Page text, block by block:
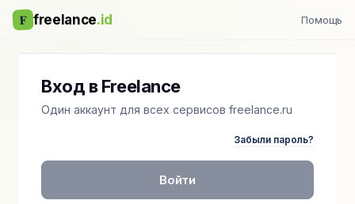
F freelance.id Помощь
Вход в Freelance
Один аккаунт для всех сервисов freelance.ru
Забыли пароль?
Войти